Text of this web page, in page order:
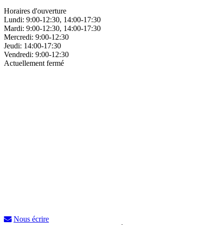
Horaires d'ouverture
Lundi: 9:00-12:30, 14:00-17:30
Mardi: 9:00-12:30, 14:00-17:30
Mercredi: 9:00-12:30
Jeudi: 14:00-17:30
Vendredi: 9:00-12:30
Actuellement fermé
Nous écrire